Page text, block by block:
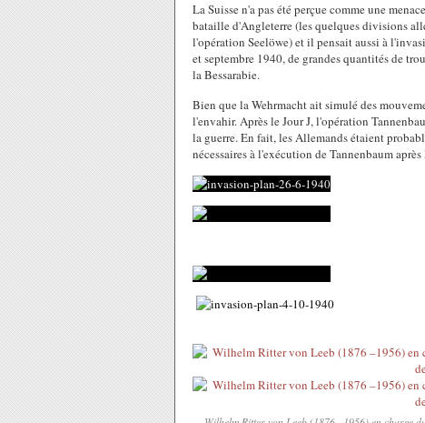
La Suisse n'a pas été perçue comme une
bataille d'Angleterre (les quelques divisions
l'opération Seelöwe) et il pensait aussi à
et septembre 1940, de grandes quantités de
la Bessarabie.
Bien que la Wehrmacht ait simulé des
l'envahir. Après le Jour J, l'opération
la guerre. En fait, les Allemands étaient
nécessaires à l'exécution de Tannenbaum